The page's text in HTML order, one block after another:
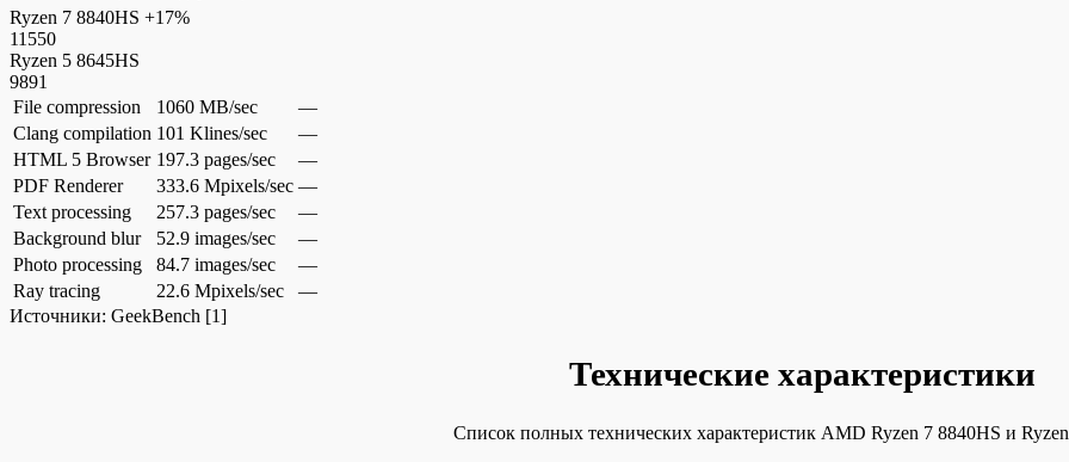
Ryzen 7 8840HS +17%
11550
Ryzen 5 8645HS
9891
File compression
1060 MB/sec
—
Clang compilation 101 Klines/sec
—
HTML 5 Browser 197.3 pages/sec
—
PDF Renderer
333.6 Mpixels/sec —
Text processing
257.3 pages/sec
—
Background blur
52.9 images/sec
—
Photo processing
84.7 images/sec
—
Ray tracing
22.6 Mpixels/sec
—
Источники: GeekBench [1]
Технические характеристики
Список полных технических характеристик AMD Ryzen 7 8840HS и